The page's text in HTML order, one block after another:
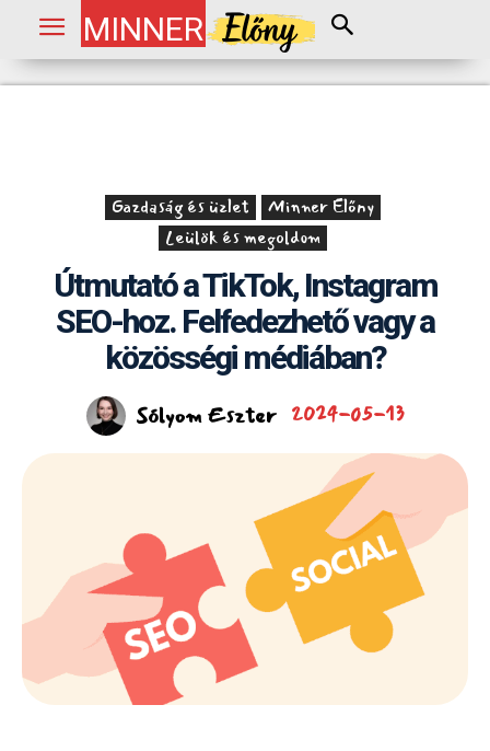
MINNER
Gazdaság és üzlet
Minner Előny
Leülök és megoldom
Útmutató a TikTok, Instagram
SEO-hoz. Felfedezhető vagy a
közösségi médiában?
Sólyom Eszter 2024-05-13